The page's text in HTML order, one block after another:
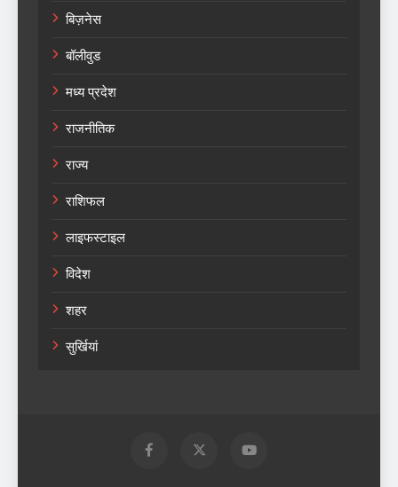
बिज़नेस
बॉलीवुड
मध्य प्रदेश
राजनीतिक
राज्य
राशिफल
लाइफस्टाइल
विदेश
शहर
सुर्खियां